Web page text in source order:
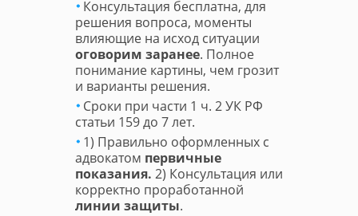
Консультация бесплатна, для
решения вопроса, моменты
влияющие на исход ситуации
оговорим заранее. Полное
понимание картины, чем грозит
и варианты решения.
Сроки при части 1 ч. 2 УК РФ
статьи 159 до 7 лет.
1) Правильно оформленных с
адвокатом первичные
показания. 2) Консультация или
корректно проработанной
линии защиты.